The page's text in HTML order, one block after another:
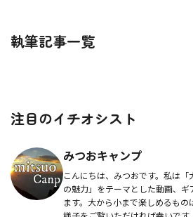
執筆記事一覧
注目のイチオシスト
みつおキャンプ
こんにちは、みつおです。私は
の魅力」をテーマとした動画、ギ
ます。大から小まで楽しめるも